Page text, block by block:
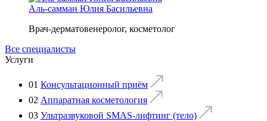
Аль-самман Юлия Басильевна
Врач-дерматовенеролог, косметолог
Все специалисты
Услуги
01 Консультационный приём
02 Аппаратная косметология
03 Ультразвуковой SMAS-лифтинг (тело)